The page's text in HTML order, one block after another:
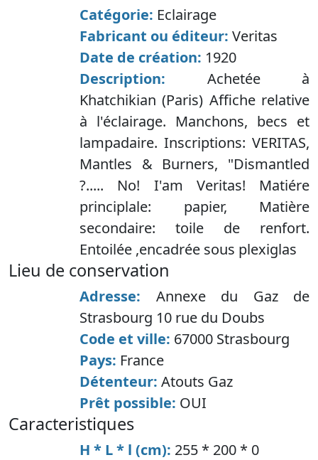
Catégorie: Eclairage
Fabricant ou éditeur: Veritas
Date de création: 1920
Description: Achetée à
Khatchikian (Paris) Affiche relative
à l'éclairage. Manchons, becs et
lampadaire. Inscriptions: VERITAS,
Mantles & Burners, "Dismantled
?..... No! I'am Veritas! Matiére
principlale: papier, Matière
secondaire: toile de renfort.
Entoilée ,encadrée sous plexiglas
lieu de conservation
Adresse: Annexe du Gaz de
Strasbourg 10 rue du Doubs
Code et ville: 67000 Strasbourg
Pays: France
Détenteur: Atouts Gaz
Prêt possible: OUI
caracteristiques
H * L * l (cm): 255 * 200 * 0